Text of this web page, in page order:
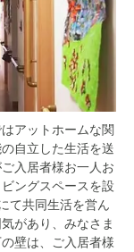
アットホームな関
自立した生活を送
入居者様お一人お
ングスペースを設
て共同生活を営ん
があり、みなさま
壁は、ご入居者様